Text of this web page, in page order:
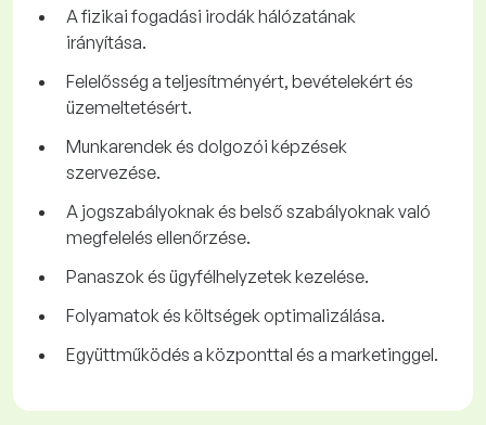
A fizikai fogadási irodák hálózatának
irányítása.
Felelősség a teljesítményért, bevételekért és
üzemeltetésért.
Munkarendek és dolgozói képzések
szervezése.
A jogszabályoknak és belső szabályoknak való
megfelelés ellenőrzése.
Panaszok és ügyfélhelyzetek kezelése.
Folyamatok és költségek optimalizálása.
Együttműködés a központtal és a marketinggel.